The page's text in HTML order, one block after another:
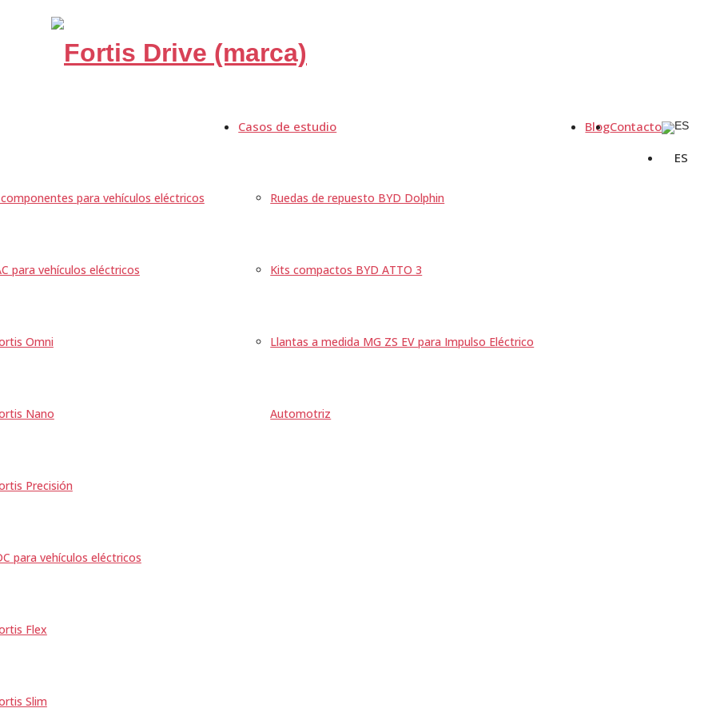
para vehículos eléctricos
para vehículos eléctricos
Omni
Nano
Precisión
para vehículos eléctricos
Flex
Slim
Casos de estudio
Ruedas de repuesto BYD Dolphin
Kits compactos BYD ATTO 3
Llantas a medida MG ZS EV para Impulso Eléctrico
Automotriz
BlogContacto ES